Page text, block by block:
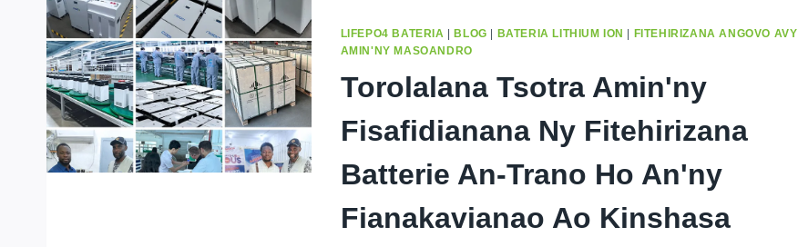
AN'NY
ANY
TOROLALANA
AZO
AMPIHARINA
LIFEPO4 BATERIA BLOG BATERIA LITHIUM ION
FITEHIRIZANA ANGOVO AVY
AMIN'NY MASOANDRO
Torolalana Tsotra Amin'ny
Fisafidianana Ny Fitehirizana
Batterie An-Trano Ho An'ny
Fianakavianao Ao Kinshasa